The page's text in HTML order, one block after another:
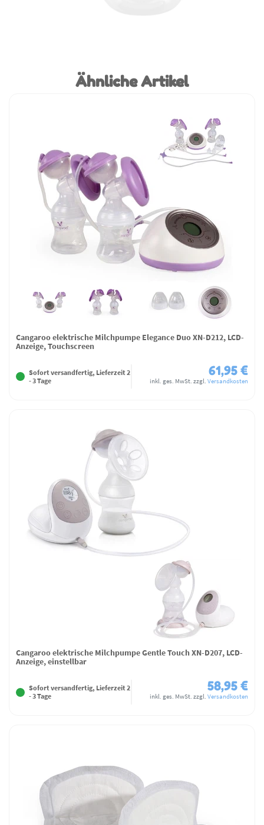
Ähnliche Artikel
Cangaroo elektrische Milchpumpe Elegance Duo XN-D212, LCD-
Anzeige, Touchscreen
Sofort versandfertig, Lieferzeit 2
- 3 Tage
61,95 €
inkl. ges. MwSt. zzgl. Versandkosten
Cangaroo elektrische Milchpumpe Gentle Touch XN-D207, LCD-
Anzeige, einstellbar
Sofort versandfertig, Lieferzeit 2
- 3 Tage
58,95 €
inkl. ges. MwSt. zzgl. Versandkosten